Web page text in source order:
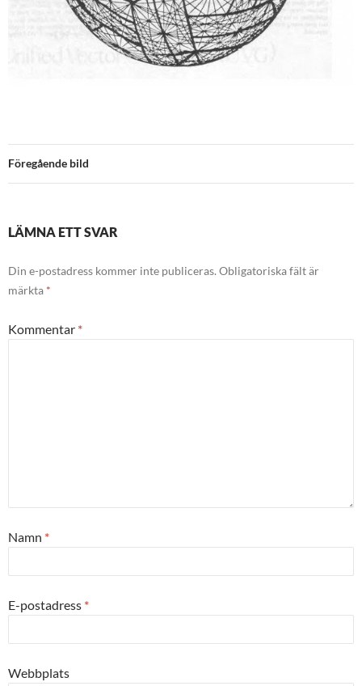
Föregående bild
LÄMNA ETT SVAR
Din e-postadress kommer inte publiceras. Obligatoriska fält är
märkta *
Kommentar *
Namn *
E-postadress *
Webbplats